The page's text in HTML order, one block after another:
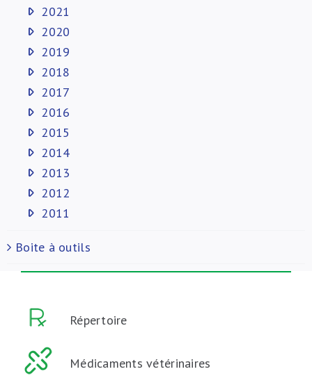
2021
2020
2019
2018
2017
2016
2015
2014
2013
2012
2011
Boite à outils
Répertoire
Médicaments vétérinaires